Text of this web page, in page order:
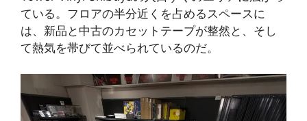
ている。フロアの半分近くを占めるスペースに
は、新品と中古のカセットテープが整然と、そし
て熱気を帯びて並べられているのだ。